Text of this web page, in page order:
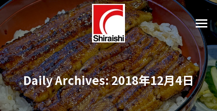
Daily Archives:2018年12月4日